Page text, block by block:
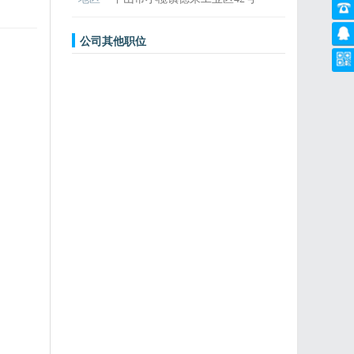
公司其他职位